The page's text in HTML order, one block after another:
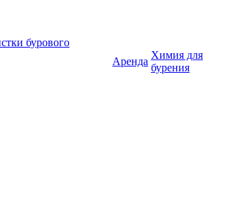
бурового
Аренда
Химия для
бурения